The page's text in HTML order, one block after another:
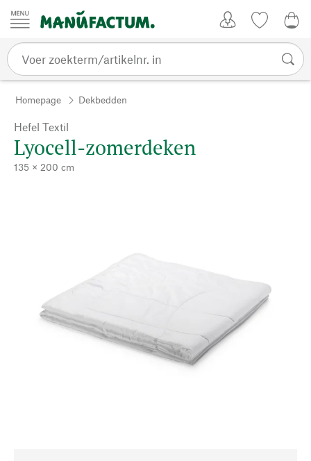
Passer au contenu
Homepage Dekbedden
Hefel Textil
Lyocell-zomerdeken
135 × 200 cm